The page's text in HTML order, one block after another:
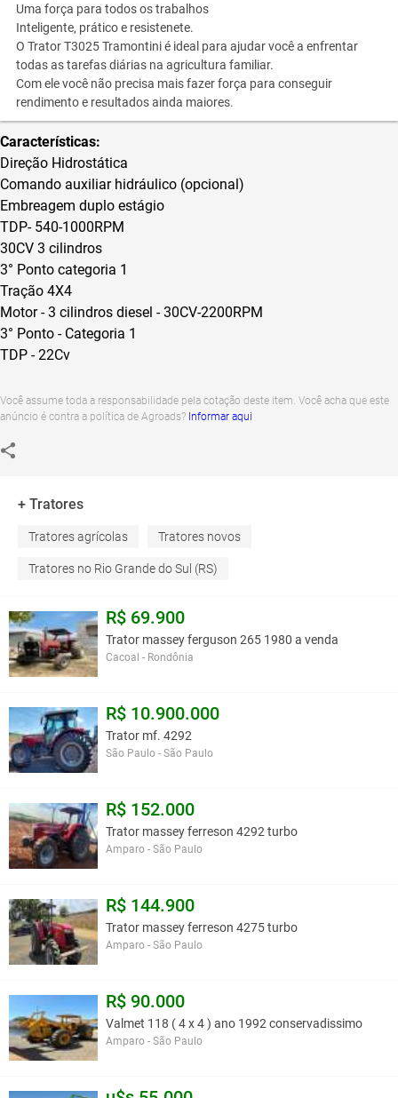
Uma força para todos os trabalhos
Inteligente, prático e resistenete.
O Trator T3025 Tramontini é ideal para ajudar você a enfrentar
todas as tarefas diárias na agricultura familiar.
Com ele você não precisa mais fazer força para conseguir
rendimento e resultados ainda maiores.
Características:
Direção Hidrostática
Comando auxiliar hidráulico (opcional)
Embreagem duplo estágio
TDP- 540-1000RPM
30CV 3 cilindros
3° Ponto categoria 1
Tração 4X4
Motor - 3 cilindros diesel - 30CV-2200RPM
3° Ponto - Categoria 1
TDP - 22Cv
Você assume toda a responsabilidade pela cotação deste item. Você acha que este
anúncio é contra a política de Agroads? Informar aqui
+ Tratores
Tratores agrícolas Tratores novos
Tratores no Rio Grande do Sul (RS)
R$ 69.900
Trator massey ferguson 265 1980 a venda
Cacoal - Rondônia
R$ 10.900.000
Trator mf. 4292
São Paulo - São Paulo
R$ 152.000
Trator massey ferreson 4292 turbo
Amparo - São Paulo
R$ 144.900
Trator massey ferreson 4275 turbo
Amparo - São Paulo
R$ 90.000
Valmet 118 ( 4 x 4 ) ano 1992 conservadissimo
Amparo - São Paulo